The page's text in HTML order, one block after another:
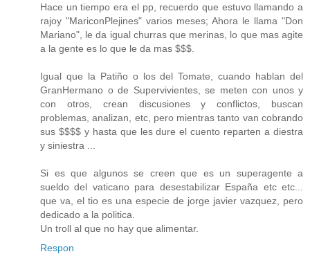
Hace un tiempo era el pp, recuerdo que estuvo llamando a
rajoy "MariconPlejines" varios meses; Ahora le llama "Don
Mariano", le da igual churras que merinas, lo que mas agite
a la gente es lo que le da mas $$$.
Igual que la Patiño o los del Tomate, cuando hablan del
GranHermano o de Supervivientes, se meten con unos y
con otros, crean discusiones y conflictos, buscan
problemas, analizan, etc, pero mientras tanto van cobrando
sus $$$$ y hasta que les dure el cuento reparten a diestra
y siniestra ...
Si es que algunos se creen que es un superagente a
sueldo del vaticano para desestabilizar España etc etc...
que va, el tio es una especie de jorge javier vazquez, pero
dedicado a la politica.
Un troll al que no hay que alimentar.
Respon